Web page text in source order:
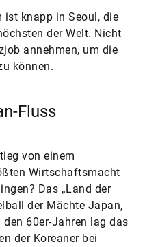
ist knapp in Seoul, die
der Welt. Nicht
annehmen, um die
können.
Fluss
von einem
Wirtschaftsmacht
Das „Land der
der Mächte Japan,
den 60er-Jahren lag das
der Koreaner bei